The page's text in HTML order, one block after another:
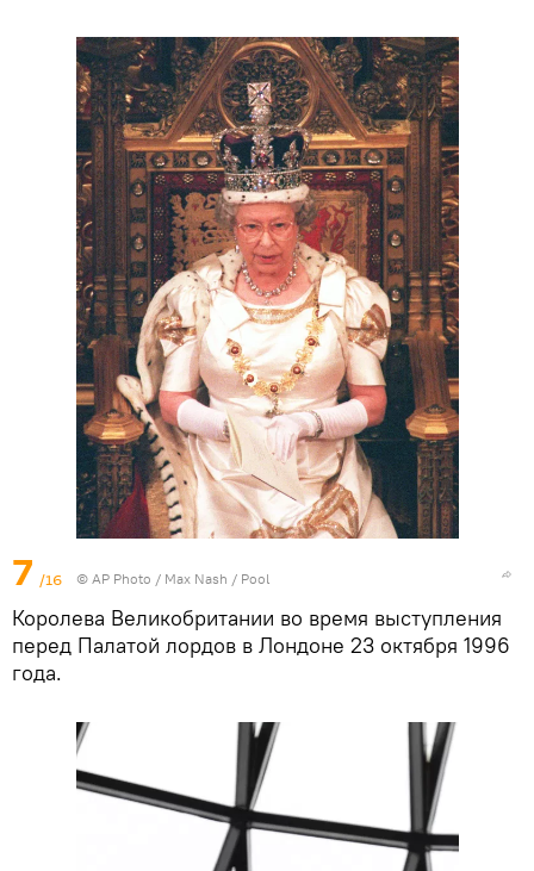
7 /16 © AP Photo / Max Nash / Pool
Королева Великобритании во время выступления
перед Палатой лордов в Лондоне 23 октября 1996
года.